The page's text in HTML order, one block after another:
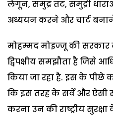
लैगून, समुद्र तट, समुद्री
अध्ययन करने और चार्ट
मोहम्मद मोइज्जू की
द्विपक्षीय समझौता है जिसे
किया जा रहा है. इस के पीछे
कि इस तरह के सर्वे और
करना उन की राष्ट्रीय